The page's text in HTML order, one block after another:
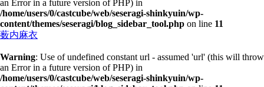
an Error in a future version of PHP) in
/home/users/0/castcube/web/seseragi-shinkyuin/wp-
content/themes/seseragi/blog_sidebar_tool.php on line 11
薮内麻衣
Warning: Use of undefined constant url - assumed 'url' (this will throw
an Error in a future version of PHP) in
/home/users/0/castcube/web/seseragi-shinkyuin/wp-